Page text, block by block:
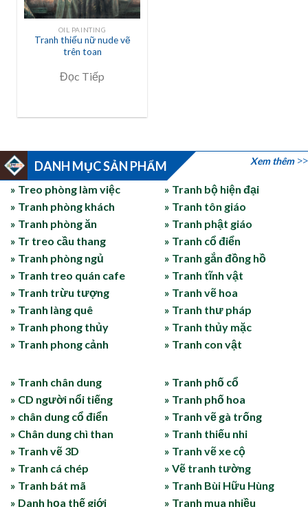
OIL PAINTING
Tranh thiếu nữ nude vẽ
trên toan
Đọc Tiếp
DANH MỤC SẢN PHẨM Xem thêm
» Treo phòng làm việc
» Tranh phòng khách
» Tranh phòng ăn
» Tr treo cầu thang
» Tranh phòng ngủ
» Tranh treo quán cafe
» Tranh trừu tượng
» Tranh làng quê
» Tranh phong thủy
» Tranh phong cảnh
» Tranh bộ hiện đại
» Tranh tôn giáo
» Tranh phật giáo
» Tranh cổ điển
» Tranh gắn đồng hồ
» Tranh tĩnh vật
» Tranh vẽ hoa
» Tranh thư pháp
» Tranh thủy mặc
» Tranh con vật
» Tranh chân dung
» CD người nổi tiếng
» chân dung cổ điển
» Chân dung chì than
» Tranh vẽ 3D
» Tranh cá chép
» Tranh bát mã
» Danh họa thế giới
» Tranh phố cổ
» Tranh phố hoa
» Tranh vẽ gà trống
» Tranh thiếu nhi
» Tranh vẽ xe cộ
» Vẽ tranh tường
» Tranh Bùi Hữu Hùng
» Tranh mua nhiều